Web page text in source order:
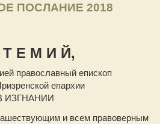
ПОСЛАНИЕ 2018
Т Е М И Й,
православный епископ
епархии
ИЗГНАНИИ
и всем правоверным